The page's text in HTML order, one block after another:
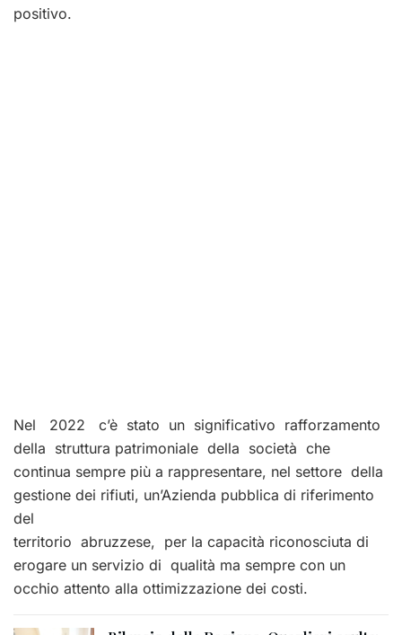
positivo.
Nel 2022 c’è stato un significativo rafforzamento
della struttura patrimoniale della società che
continua sempre più a rappresentare, nel settore della
gestione dei rifiuti, un’Azienda pubblica di riferimento
del
territorio abruzzese, per la capacità riconosciuta di
erogare un servizio di qualità ma sempre con un
occhio attento alla ottimizzazione dei costi.